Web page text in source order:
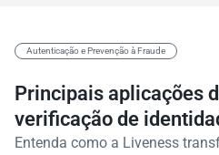
Autenticação e Prevenção à Fraude
Principais aplicações
verificação de
Entenda como a Liveness